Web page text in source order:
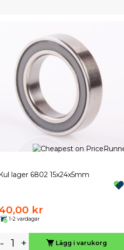
lager 6802 15x24x5mm
kr
1-2 vardagar
- + Lägg i varukorg